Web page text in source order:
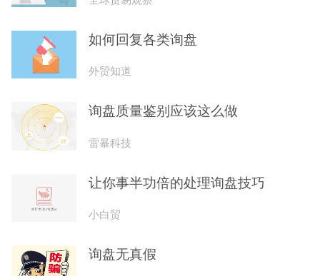
如何回复各类询盘
外贸知道
询盘质量鉴别应该这么做
雷暴科技
让你事半功倍的处理询盘技巧
小白贸
询盘无真假